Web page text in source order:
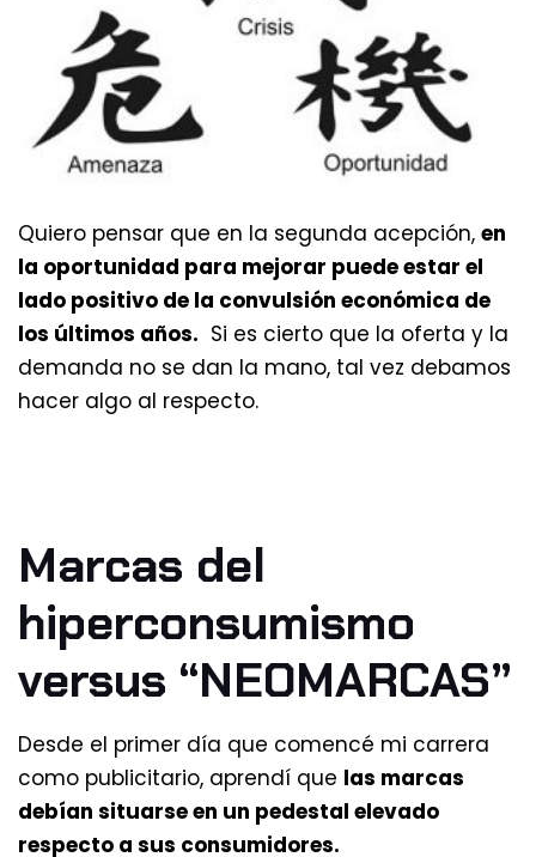
Quiero pensar que en la segunda acepción, en
la oportunidad para mejorar puede estar el
lado positivo de la convulsión económica de
los últimos años. Si es cierto que la oferta y la
demanda no se dan la mano, tal vez debamos
hacer algo al respecto.
Marcas del
hiperconsumismo
versus “NEOMARCAS”
Desde el primer día que comencé mi carrera
como publicitario, aprendí que las marcas
debían situarse en un pedestal elevado
respecto a sus consumidores.